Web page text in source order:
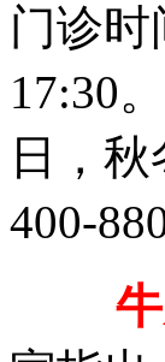
门诊时
17:30
日，
400-